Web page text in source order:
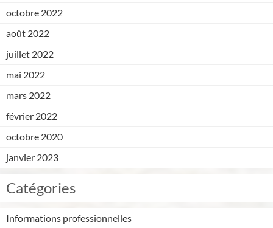
octobre 2022
août 2022
juillet 2022
mai 2022
mars 2022
février 2022
octobre 2020
janvier 2023
Catégories
Informations professionnelles